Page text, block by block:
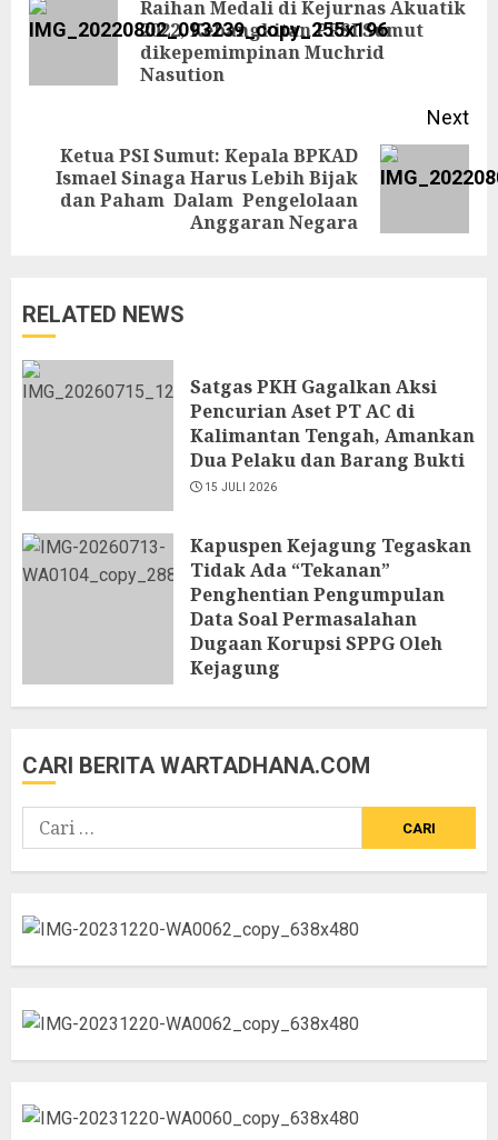
Reading
Raihan Medali di Kejurnas Akuatik
2022, Kebangkitan PRSI Sumut
dikepemimpinan Muchrid
Nasution
Next
Next
post:
Ketua PSI Sumut: Kepala BPKAD
Ismael Sinaga Harus Lebih Bijak
dan Paham Dalam Pengelolaan
Anggaran Negara
RELATED NEWS
Satgas PKH Gagalkan Aksi
Pencurian Aset PT AC di
Kalimantan Tengah, Amankan
Dua Pelaku dan Barang Bukti
15 JULI 2026
Kapuspen Kejagung Tegaskan
Tidak Ada “Tekanan”
Penghentian Pengumpulan
Data Soal Permasalahan
Dugaan Korupsi SPPG Oleh
Kejagung
CARI BERITA WARTADHANA.COM
Cari
untuk: